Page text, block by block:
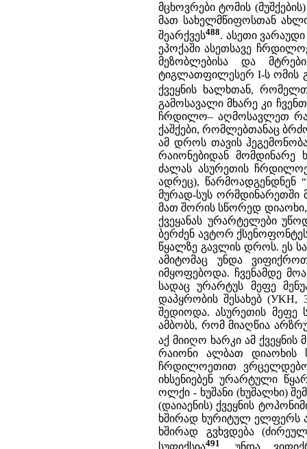
მცხოვრები ტომის
მათ სახელმწიფოსთან
შეარქვეს488. ასეთი
ეპოქაში ასეთსავე
მეზობლებისა და
ტიგლათფილესერ I-ს ომის
ქვეყნის ხალხთან,
გამოსავალი მხარე კი
ჩრდილო– აღმოსავლეთ
ქაშქები, რომლებთანაც
ამ დროს თავის
რაიონებიდან მომდინარე
ძალას ასურეთის
ადრეც), წარმოადგენდნენ
მურად-სუს ორმდინარეთში
მათ შორის სწორედ დიაოხი,
ქვეყანას ურარტელები
ბერძენ ავტორ
წყალზე გავლის დროს. ეს
ამიტომაც უნდა
იმყოფებოდა. ჩვენამდე
სადაც ურარტუს მეფე
დაპყრობის შესახებ
შედიოდა. ასურეთის მეფე
ამბობს, რომ მიაღწია
აქ მიიღო ხარკი ამ ქვეყნის
რაიონი ალბათ დიაოხის
ჩრდილოეთით
იხსენიებენ ურარტული
ოლქი - ხუშანი (ხუშალხი)
(დაიაენის) ქვეყნის
ხშირად ხურიტულ ელფერს
ხშირად გვხვდება
491